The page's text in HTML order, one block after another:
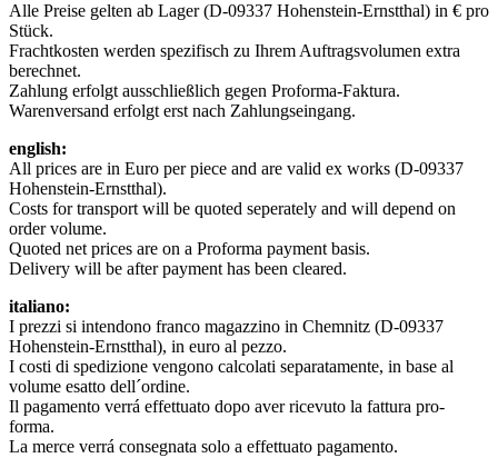
Alle Preise gelten ab Lager (D-09337 Hohenstein-Ernstthal) in € pro
Stück.
Frachtkosten werden spezifisch zu Ihrem Auftragsvolumen extra
berechnet.
Zahlung erfolgt ausschließlich gegen Proforma-Faktura.
Warenversand erfolgt erst nach Zahlungseingang.
english:
All prices are in Euro per piece and are valid ex works (D-09337
Hohenstein-Ernstthal).
Costs for transport will be quoted seperately and will depend on
order volume.
Quoted net prices are on a Proforma payment basis.
Delivery will be after payment has been cleared.
italiano:
I prezzi si intendono franco magazzino in Chemnitz (D-09337
Hohenstein-Ernstthal), in euro al pezzo.
I costi di spedizione vengono calcolati separatamente, in base al
volume esatto dell´ordine.
Il pagamento verrá effettuato dopo aver ricevuto la fattura pro-
forma.
La merce verrá consegnata solo a effettuato pagamento.